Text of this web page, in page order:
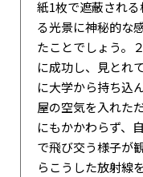
紙1枚で遮蔽され
る光景に神秘的な
たことでしょう。
に成功し、見とれ
に大学から持ち込
屋の空気を入れた
にもかかわらず、
で飛び交う様子が
らこうした放射線